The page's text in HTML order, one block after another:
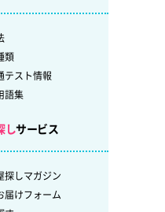
類
テスト情報
語集
しサービス
探しマガジン
届けフォーム